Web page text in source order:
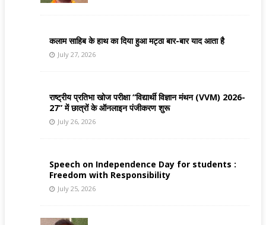
कलाम साहिब के हाथ का दिया हुआ मट्ठा बार-बार याद आता है
July 27, 2026
राष्ट्रीय प्रतिभा खोज परीक्षा “विद्यार्थी विज्ञान मंथन (VVM) 2026-
27” में छात्रों के ऑनलाइन पंजीकरण शुरू
July 26, 2026
Speech on Independence Day for students :
Freedom with Responsibility
July 25, 2026